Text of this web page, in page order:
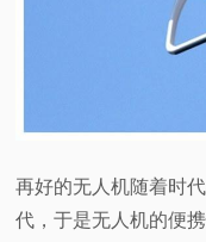
再好的无人机随着时
代，于是无人机的便